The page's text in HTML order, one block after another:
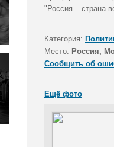
"Россия – страна
Категория:
Место: Россия,
Сообщить об
Ещё фото